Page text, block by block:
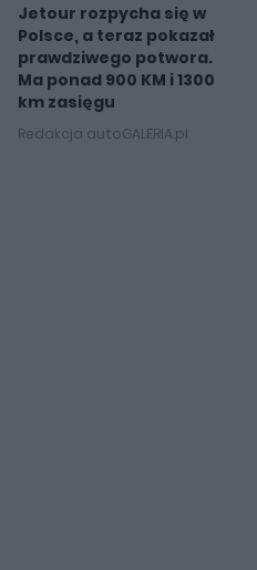
Jetour rozpycha się w
Polsce, a teraz pokazał
prawdziwego potwora.
Ma ponad 900 KM i 1300
km zasięgu
Redakcja autoGALERIA.pl